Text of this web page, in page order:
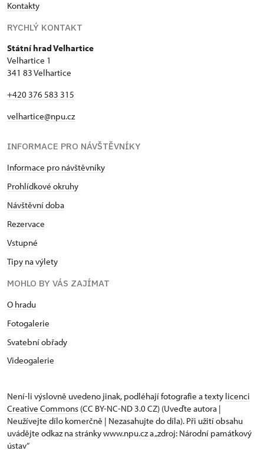
Kontakty
RYCHLÝ KONTAKT
Státní hrad Velhartice
Velhartice 1
341 83 Velhartice
+420 376 583 315
velhartice@npu.cz
INFORMACE PRO NÁVŠTĚVNÍKY
Informace pro návštěvníky
Prohlídkové okruhy
Návštěvní doba
Rezervace
Vstupné
Tipy na výlety
MOHLO BY VÁS ZAJÍMAT
O hradu
Fotogalerie
Svatební obřady
Videogalerie
Není-li výslovně uvedeno jinak, podléhají fotografie a texty licenci
Creative Commons (CC BY-NC-ND 3.0 CZ) (Uveďte autora |
Neužívejte dílo komerčně | Nezasahujte do díla). Při užití obsahu
uvádějte odkaz na stránky www.npu.cz a „zdroj: Národní památkový
ústav“